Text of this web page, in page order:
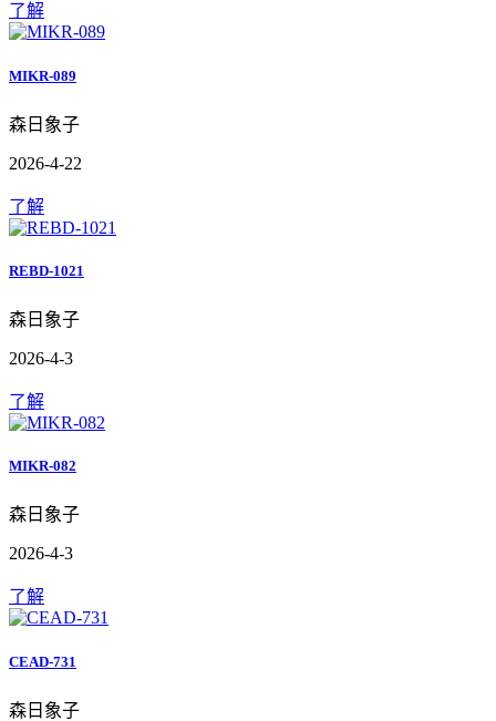
了解
MIKR-089
森日象子
2026-4-22
了解
REBD-1021
森日象子
2026-4-3
了解
MIKR-082
森日象子
2026-4-3
了解
CEAD-731
森日象子